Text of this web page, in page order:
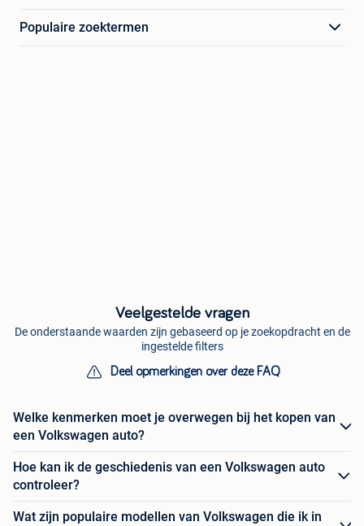
Populaire zoektermen
Veelgestelde vragen
De onderstaande waarden zijn gebaseerd op je zoekopdracht en de
ingestelde filters
Deel opmerkingen over deze FAQ
Welke kenmerken moet je overwegen bij het kopen van
een Volkswagen auto?
Hoe kan ik de geschiedenis van een Volkswagen auto
controleer?
Wat zijn populaire modellen van Volkswagen die ik in